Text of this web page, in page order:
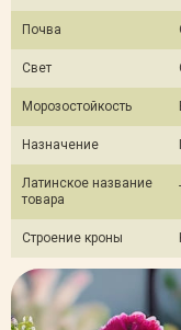
Почва
Свет
Морозостойкость
Назначение
Латинское название
товара
Строение кроны